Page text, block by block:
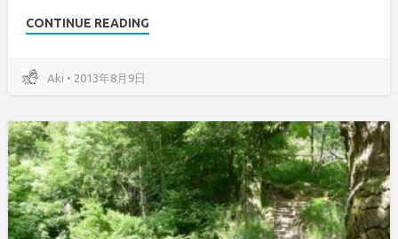
CONTINUE READING
Aki • 2013年8月9日